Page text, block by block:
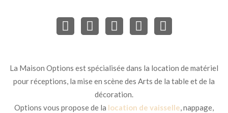
La Maison Options est spécialisée dans la location de matériel
pour réceptions, la mise en scène des Arts de la table et de la
décoration.
Options vous propose de la location de vaisselle, nappage,